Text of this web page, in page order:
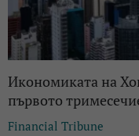
Икономиката на
първото
Financial Tribune